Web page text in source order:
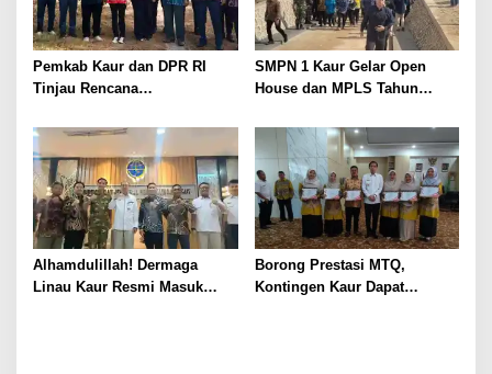
Pemkab Kaur dan DPR RI
Tinjau Rencana
Timbang di Maje
SMPN 1 Kaur Gelar Open
House dan MPLS Tahun
Pejabat Pusat dan Daerah
Alhamdulillah! Dermaga
Linau Kaur Resmi Masuk
Borong Prestasi MTQ,
Kontingen Kaur Dapat